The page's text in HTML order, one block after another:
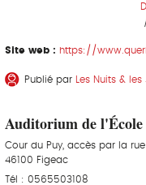
Site web : https://
Publié par Les Nuits &
Auditorium de l'École
Cour du Puy, accès par la
46100 Figeac
Tél : 0565503108